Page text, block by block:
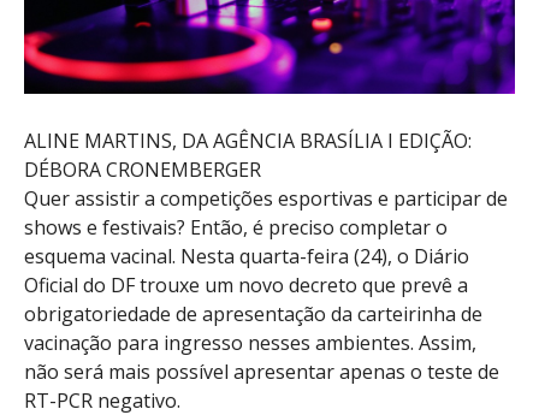
ALINE MARTINS, DA AGÊNCIA BRASÍLIA I EDIÇÃO:
DÉBORA CRONEMBERGER
Quer assistir a competições esportivas e participar de
shows e festivais? Então, é preciso completar o
esquema vacinal. Nesta quarta-feira (24), o Diário
Oficial do DF trouxe um novo decreto que prevê a
obrigatoriedade de apresentação da carteirinha de
vacinação para ingresso nesses ambientes. Assim,
não será mais possível apresentar apenas o teste de
RT-PCR negativo.